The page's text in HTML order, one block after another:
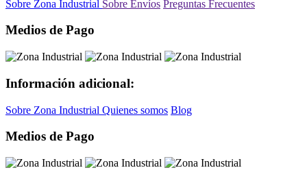
Sobre Zona Industrial Sobre Envíos Preguntas Frecuentes
Medios de Pago
Información adicional:
Sobre Zona Industrial Quienes somos Blog
Medios de Pago